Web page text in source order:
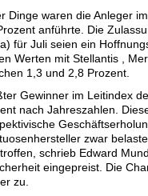
Dinge waren die Anleger
anführte. Die
für Juli seien ein
Werten mit Stellantis ,
1,3 und 2,8 Prozent.
Gewinner im Leitindex
nach Jahreszahlen.
zwar
schrieb Edward
eingepreist. Die
zu.